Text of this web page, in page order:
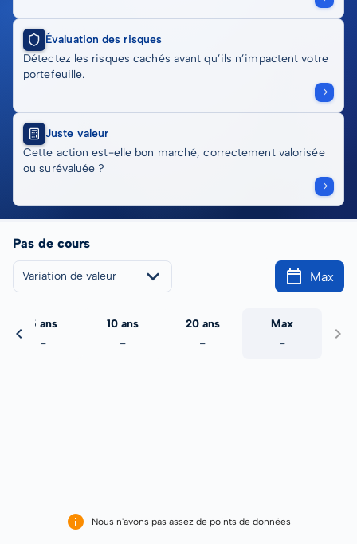
Évaluation des risques
Détectez les risques cachés avant qu’ils n’impactent votre
portefeuille.
Juste valeur
Cette action est-elle bon marché, correctement valorisée
ou surévaluée ?
Pas de cours
Variation de valeur Max
5 ans
-
10 ans
-
20 ans
-
Max
-
Nous n'avons pas assez de points de données